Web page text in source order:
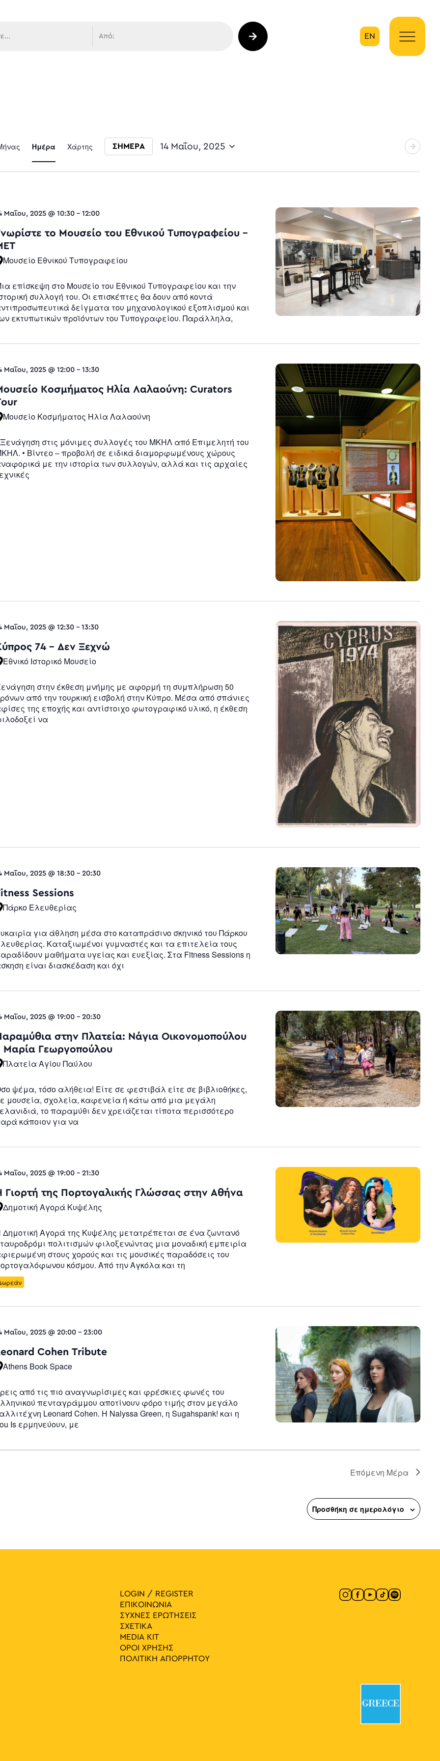
EN
Event
Navigation
Ημέρα Χάρτης ΣΗΜΕΡΑ 14 Μαΐου, 2025
Μαΐου, 2025 @ 10:30 -12:00
το Μουσείο του Εθνικού Τυπογραφείου –
Μουσείο Εθνικού Τυπογραφείου
επίσκεψη στο Μουσείο του Εθνικού Τυπογραφείου και την
συλλογή του. Οι επισκέπτες θα δουν από κοντά
δείγματα του μηχανολογικού εξοπλισμού και
εκτυπωτικών προϊόντων του Τυπογραφείου. Παράλληλα,
Μαΐου, 2025 @ 12:00 -13:30
Κοσμήματος Ηλία Λαλαούνη: Curators
Μουσείο Κοσμήματος Ηλία Λαλαούνη
Ξενάγηση στις μόνιμες συλλογές του ΜΚΗΛ από Επιμελητή του
• Βίντεο – προβολή σε ειδικά διαμορφωμένους χώρους
με την ιστορία των συλλογών, αλλά και τις αρχαίες
Μαΐου, 2025 @ 12:30 -13:30
74 – Δεν Ξεχνώ
Εθνικό Ιστορικό Μουσείο
στην έκθεση μνήμης με αφορμή τη συμπλήρωση 50
από την τουρκική εισβολή στην Κύπρο. Μέσα από σπάνιες
της εποχής και αντίστοιχο φωτογραφικό υλικό, η έκθεση
να
Μαΐου, 2025 @ 18:30 -20:30
Sessions
Πάρκο Ελευθερίας
για άθληση μέσα στο καταπράσινο σκηνικό του Πάρκου
Καταξιωμένοι γυμναστές και τα επιτελεία τους
μαθήματα υγείας και ευεξίας. Στα Fitness Sessions η
είναι διασκέδαση και όχι
Μαΐου, 2025 @ 19:00 -20:30
στην Πλατεία: Νάγια Οικονομοπούλου
Μαρία Γεωργοπούλου
Πλατεία Αγίου Παύλου
ψέμα, τόσο αλήθεια! Είτε σε φεστιβάλ είτε σε βιβλιοθήκες,
μουσεία, σχολεία, καφενεία ή κάτω από μια μεγάλη
το παραμύθι δεν χρειάζεται τίποτα περισσότερο
κάποιον για να
Μαΐου, 2025 @ 19:00 -21:30
Γιορτή της Πορτογαλικής Γλώσσας στην Αθήνα
Δημοτική Αγορά Κυψέλης
Δημοτική Αγορά της Κυψέλης μετατρέπεται σε ένα ζωντανό
πολιτισμών φιλοξενώντας μια μοναδική εμπειρία
στους χορούς και τις μουσικές παραδόσεις του
κόσμου. Από την Αγκόλα και τη
Μαΐου, 2025 @ 20:00 -23:00
Cohen Tribute
Athens Book Space
από τις πιο αναγνωρίσιμες και φρέσκιες φωνές του
πενταγράμμου αποτίνουν φόρο τιμής στον μεγάλο
Leonard Cohen. Η Nalyssa Green, η Sugahspank! και η
Is ερμηνεύουν, με
Επόμενη Μέρα
Προσθήκη σε ημερολόγιο
LOGIN / REGISTER
ΕΠΙΚΟΙΝΩΝΙΑ
ΣΥΧΝΕΣ ΕΡΩΤΗΣΕΙΣ
ΣΧΕΤΙΚΑ
MEDIA ΚIT
ΟΡΟΙ ΧΡΗΣΗΣ
ΠΟΛΙΤΙΚΗ ΑΠΟΡΡΗΤΟΥ